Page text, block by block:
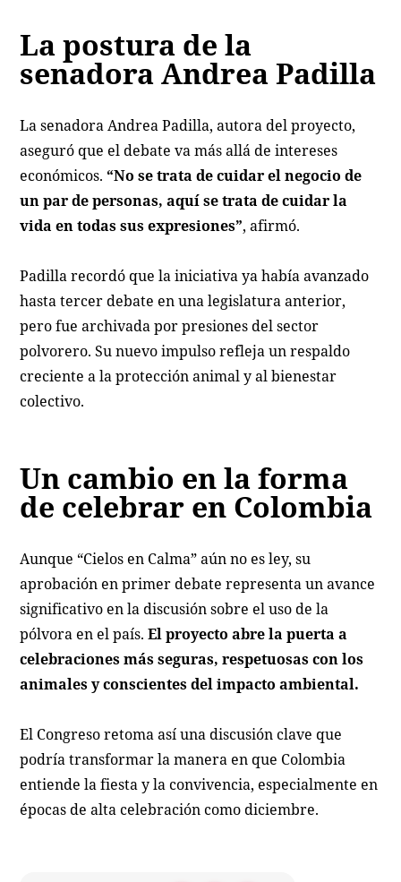
La postura de la
senadora Andrea Padilla
La senadora Andrea Padilla, autora del proyecto,
aseguró que el debate va más allá de intereses
económicos. “No se trata de cuidar el negocio de
un par de personas, aquí se trata de cuidar la
vida en todas sus expresiones”, afirmó.
Padilla recordó que la iniciativa ya había avanzado
hasta tercer debate en una legislatura anterior,
pero fue archivada por presiones del sector
polvorero. Su nuevo impulso refleja un respaldo
creciente a la protección animal y al bienestar
colectivo.
Un cambio en la forma
de celebrar en Colombia
Aunque “Cielos en Calma” aún no es ley, su
aprobación en primer debate representa un avance
significativo en la discusión sobre el uso de la
pólvora en el país.El proyecto abre la puerta a
celebraciones más seguras, respetuosas con los
animales y conscientes del impacto ambiental.
El Congreso retoma así una discusión clave que
podría transformar la manera en que Colombia
entiende la fiesta y la convivencia, especialmente en
épocas de alta celebración como diciembre.